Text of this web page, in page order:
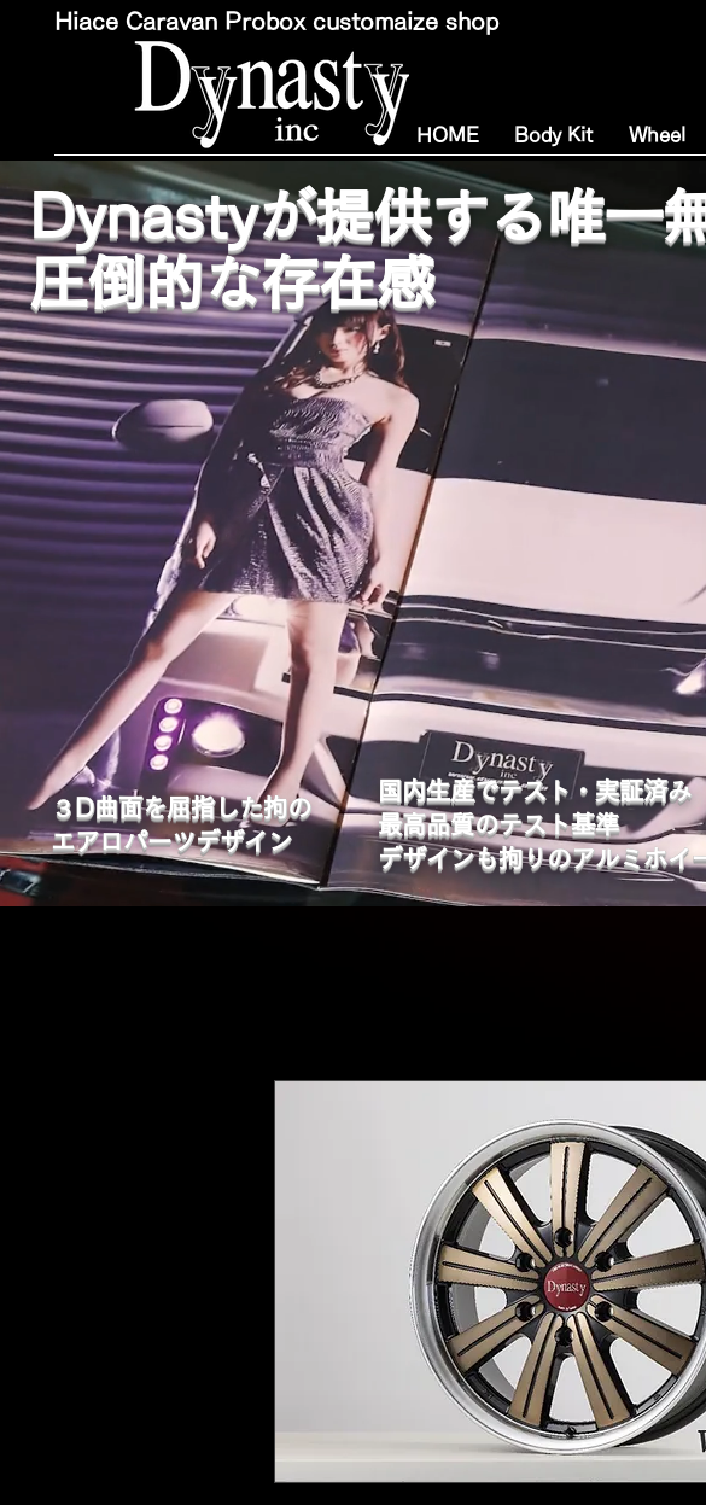
Hiace Caravan Probox customaize shop
HOME Body Kit Wheel
Dynastyが提供する唯一
圧倒的な存在感
​３D曲面を屈指した拘の
エアロパーツデザイン
国内生産でテスト・実証済み
最高品質のテスト基準
デザインも拘りのアルミホイ